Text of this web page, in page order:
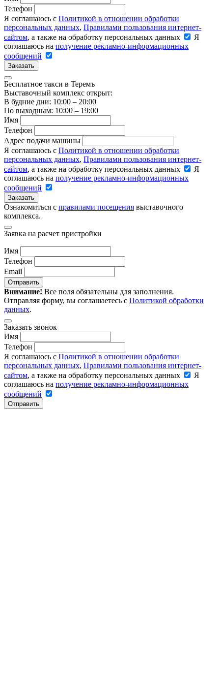
Телефон
Я соглашаюсь с Политикой в отношении обработки
персональных данных, Правилами пользования интернет-
сайтом, а также на обработку персональных данных
Я
соглашаюсь на получение рекламно-информационных
сообщений
Заказать
Бесплатное такси в Теремъ
Выставочный комплекс открыт:
В будние дни: 10:00 – 20:00
По выходным: 10:00 – 19:00
Имя
Телефон
Адрес подачи машины
Я соглашаюсь с Политикой в отношении обработки
персональных данных, Правилами пользования интернет-
сайтом, а также на обработку персональных данных
Я
соглашаюсь на получение рекламно-информационных
сообщений
Заказать
Ознакомиться с правилами посещения выставочного
комплекса.
Заявка на расчет пристройки
Имя
Телефон
Email
Отправить
Внимание! Все поля обязательны для заполнения.
Отправляя форму, вы соглашаетесь с Политикой обработки
данных.
Заказать звонок
Имя
Телефон
Я соглашаюсь с Политикой в отношении обработки
персональных данных, Правилами пользования интернет-
сайтом, а также на обработку персональных данных
Я
соглашаюсь на получение рекламно-информационных
сообщений
Отправить